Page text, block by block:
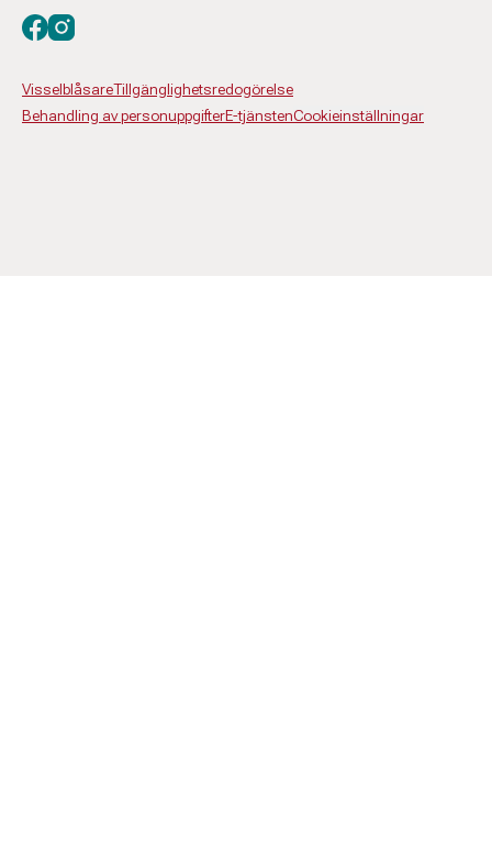
VisselblåsareTillgänglighetsredogörelse
Behandling av personuppgifterE-tjänstenCookieinställningar
Besök oss på facebook
Besök oss på instagram